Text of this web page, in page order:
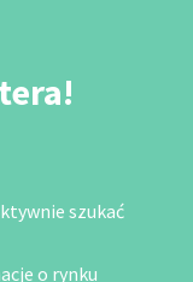
szukać
o rynku